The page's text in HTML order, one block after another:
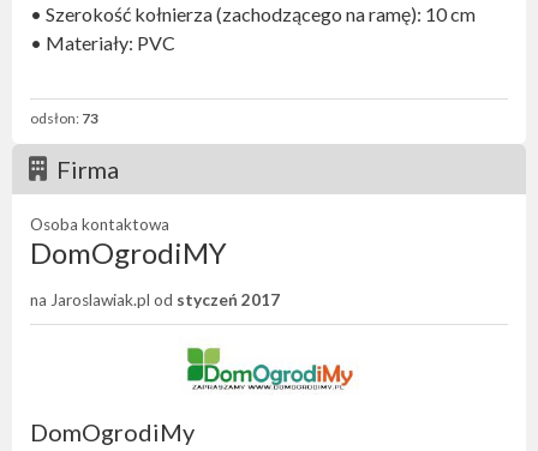
• Szerokość kołnierza (zachodzącego na ramę): 10 cm
• Materiały: PVC
odsłon: 73
Firma
Osoba kontaktowa
DomOgrodiMY
na Jaroslawiak.pl od styczeń 2017
DomOgrodiMy